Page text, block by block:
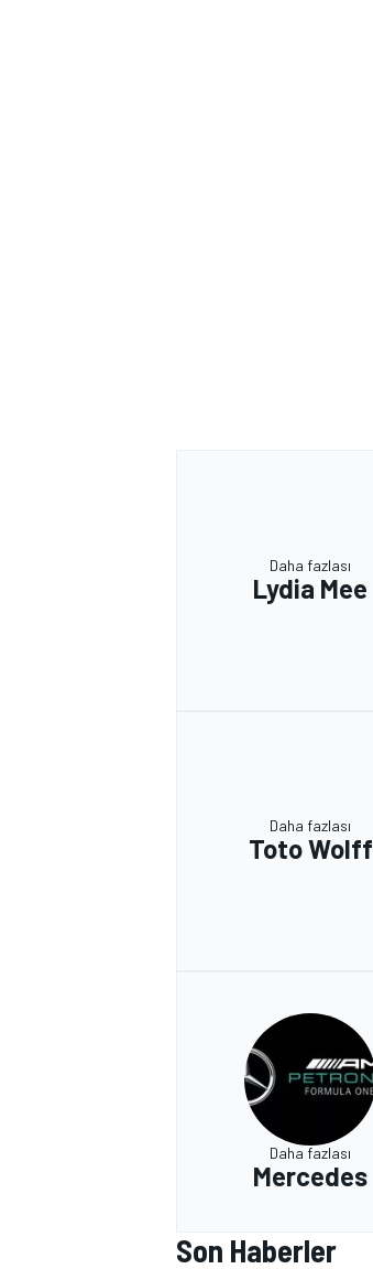
Daha fazlası
Lydia Mee
Daha fazlası
Toto Wolff
Daha fazlası
Mercedes
Son Haberler